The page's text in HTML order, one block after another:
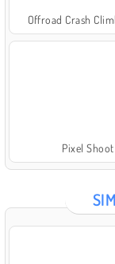
Offroad Crash
Pixel Shoot